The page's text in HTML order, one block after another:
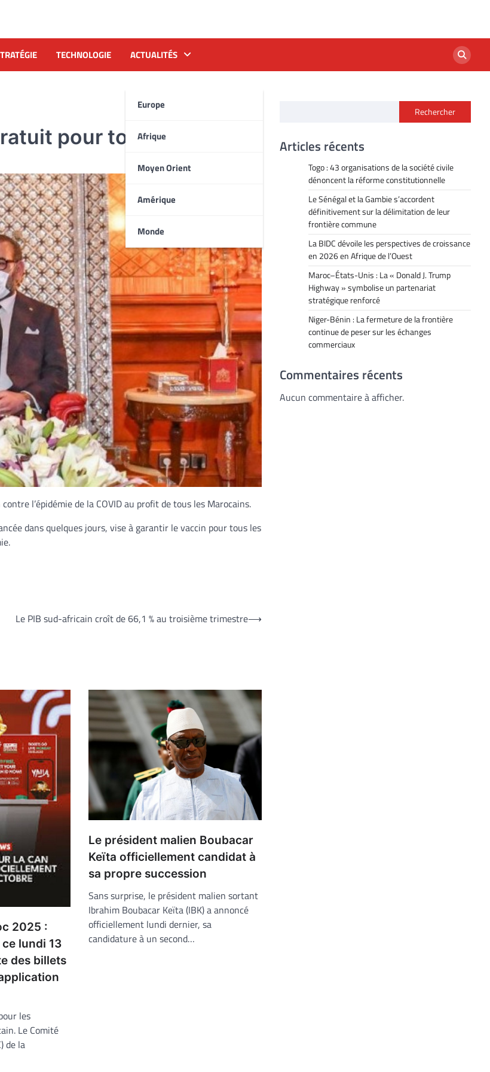
TECHNOLOGIE ACTUALITÉS
Europe
Afrique
Moyen Orient
Amérique
Monde
pour tous
l’épidémie de la COVID au profit de tous les Marocains.
dans quelques jours, vise à garantir le vaccin pour tous les
Le PIB sud-africain croît de 66,1 % au troisième trimestre⟶
2025 :
lundi 13
des billets
les
Le Comité
de la
Le président malien Boubacar
Keïta officiellement candidat à
sa propre succession
Sans surprise, le président malien sortant
Ibrahim Boubacar Keïta (IBK) a annoncé
officiellement lundi dernier, sa
candidature à un second…
Rechercher
Articles récents
Togo : 43 organisations de la société civile
dénoncent la réforme constitutionnelle
Le Sénégal et la Gambie s’accordent
définitivement sur la délimitation de leur
frontière commune
La BIDC dévoile les perspectives de croissance
en 2026 en Afrique de l’Ouest
Maroc–États-Unis : La « Donald J. Trump
Highway » symbolise un partenariat
stratégique renforcé
Niger-Bénin : La fermeture de la frontière
continue de peser sur les échanges
commerciaux
Commentaires récents
Aucun commentaire à afficher.